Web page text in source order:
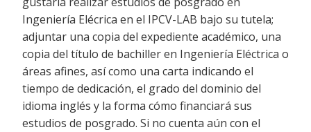
Ingeniería Elécrica en el IPCV-LAB bajo su tutela;
adjuntar una copia del expediente académico, una
copia del título de bachiller en Ingeniería Eléctrica o
áreas afines, así como una carta indicando el
tiempo de dedicación, el grado del dominio del
idioma inglés y la forma cómo financiará sus
estudios de posgrado. Si no cuenta aún con el